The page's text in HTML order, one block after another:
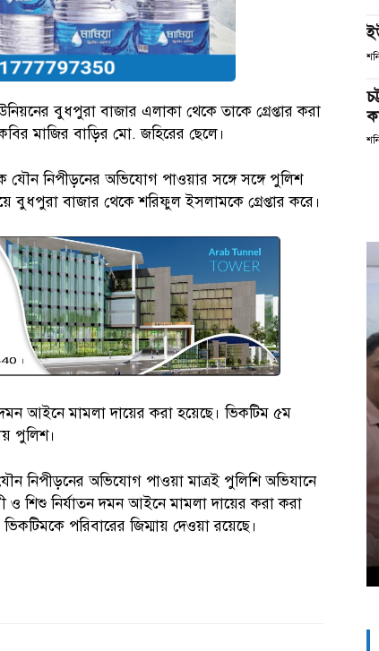
বুধপুরা বাজার এলাকা থেকে তাকে গ্রেপ্তার করা
কবির মাজির বাড়ির মো. জহিরের ছেলে।
যৌন নিপীড়নের অভিযোগ পাওয়ার সঙ্গে সঙ্গে পুলিশ
বুধপুরা বাজার থেকে শরিফুল ইসলামকে গ্রেপ্তার করে।
আইনে মামলা দায়ের করা হয়েছে। ভিকটিম ৫ম
পুলিশ।
নিপীড়নের অভিযোগ পাওয়া মাত্রই পুলিশি অভিযানে
ও শিশু নির্যাতন দমন আইনে মামলা দায়ের করা করা
পরিবারের জিম্মায় দেওয়া রয়েছে।